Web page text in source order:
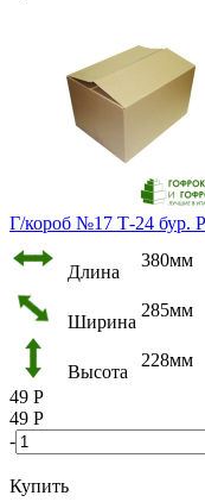
Г/короб №17 Т-24 бур.
Длина
380мм
Ширина
285мм
Высота
228мм
49 Р
49 Р
-
Купить